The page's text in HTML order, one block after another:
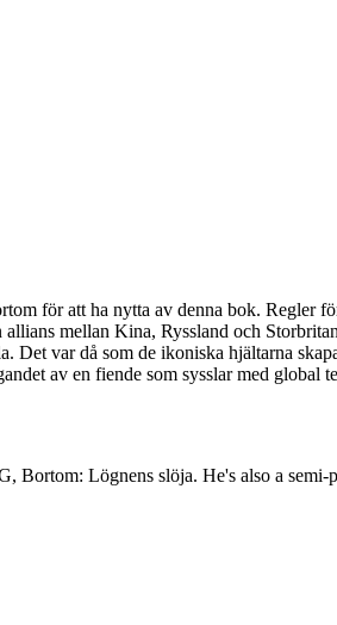
för att ha nytta av denna bok. Regler
mellan Kina, Ryssland och
Det var då som de ikoniska hjältarna
av en fiende som sysslar med global
Bortom: Lögnens slöja. He's also a